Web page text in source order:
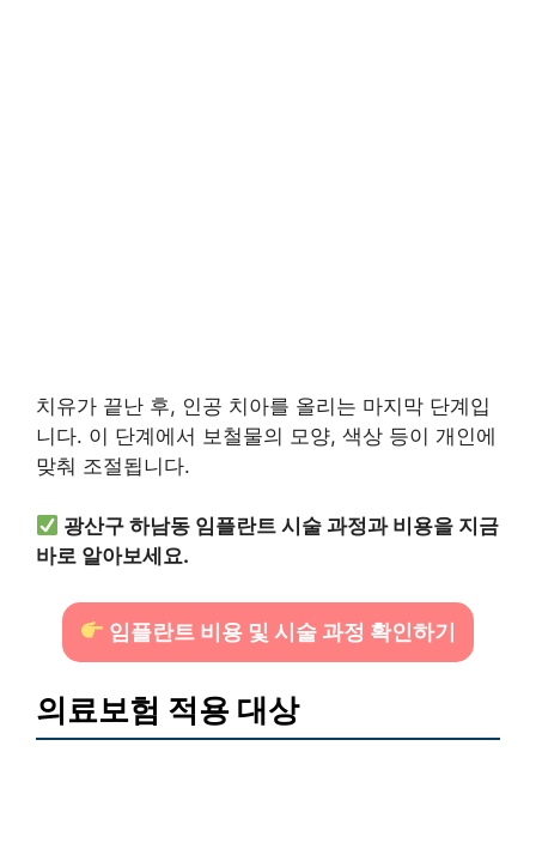
치유가 끝난 후, 인공 치아를 올리는 마지막 단계입
니다. 이 단계에서 보철물의 모양, 색상 등이 개인에
맞춰 조절됩니다.
광산구 하남동 임플란트 시술 과정과 비용을 지금
바로 알아보세요.
임플란트 비용 및 시술 과정 확인하기
의료보험 적용 대상